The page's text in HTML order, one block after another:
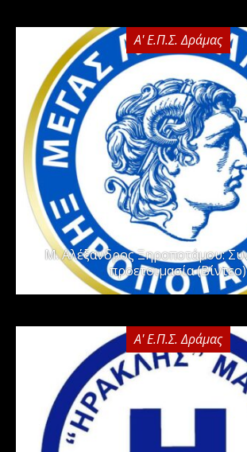
Α' Ε.Π.Σ. Δράμας
Μ. Αλέξανδρος Ξηροποτάμου:
προετοιμασία (Βίντεο)
Α' Ε.Π.Σ. Δράμας